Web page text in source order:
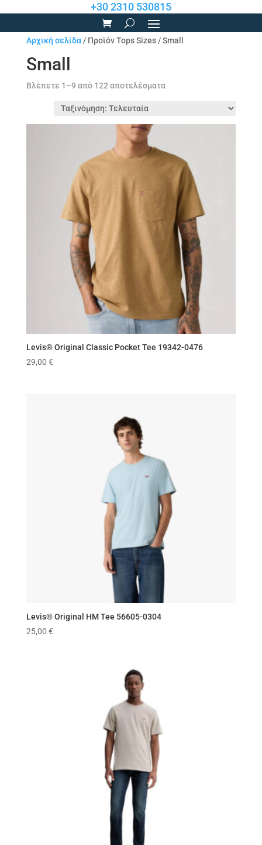
+30 2310 530815
Αρχική σελίδα/ Προϊόν Tops Sizes / Small
Small
Βλέπετε 1–9 από 122 αποτελέσματαSorted
Levis® Original Classic Pocket Tee 19342-0476
29,00 €
Levis® Original HM Tee 56605-0304
25,00 €